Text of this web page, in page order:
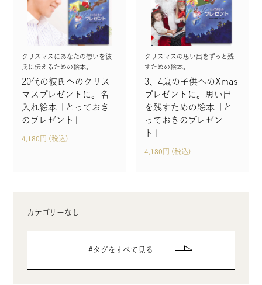
クリスマスにあなたの想いを彼
氏に伝えるための絵本。
20代の彼氏へのクリス
マスプレゼントに。名
入れ絵本「とっておき
のプレゼント」
4,180円 (税込)
クリスマスの思い出をずっと残
すための絵本。
3、4歳の子供へのXmas
プレゼントに。思い出
を残すための絵本「と
っておきのプレゼン
ト」
4,180円 (税込)
カテゴリーなし
タグをすべて見る